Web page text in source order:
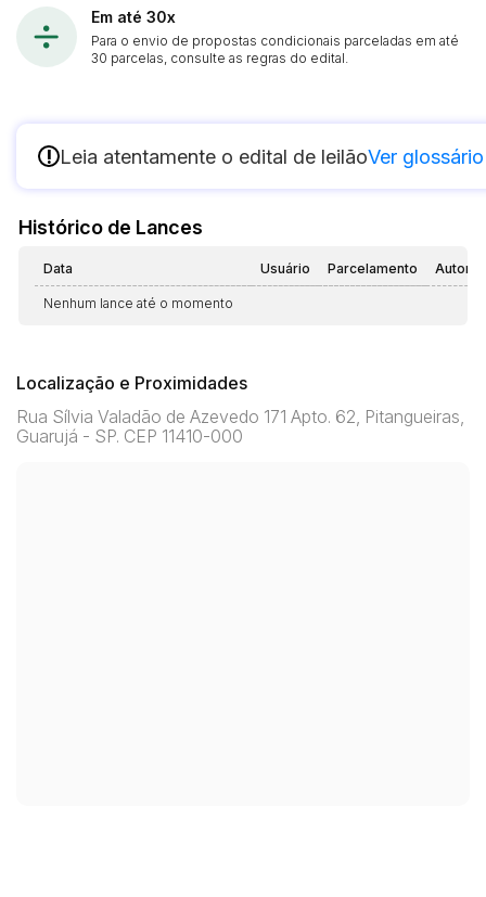
Em até 30x
Para o envio de propostas condicionais parceladas em até
30 parcelas, consulte as regras do edital.
! Leia atentamente o edital de leilãoVer
Histórico de Lances
Data Usuário Parcelamento
Nenhum lance até o momento
Localização e Proximidades
Rua Sílvia Valadão de Azevedo 171 Apto. 62, Pitangueiras,
Guarujá - SP. CEP 11410-000